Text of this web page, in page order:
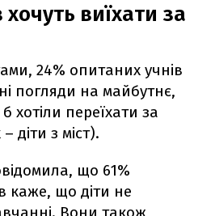
хочуть виїхати за
24% опитаних учнів
погляди на майбутнє,
хотіли переїхати за
діти з міст).
що 61%
каже, що діти не
Вони також